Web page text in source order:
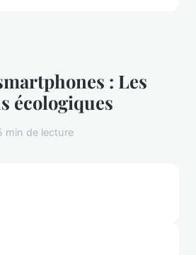
: Les
écologiques
min de lecture